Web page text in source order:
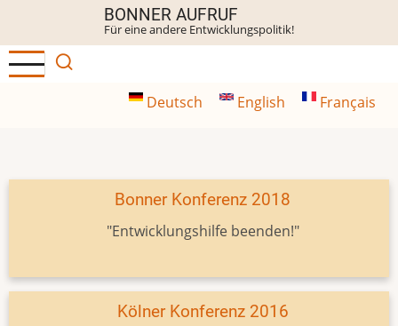
Inhalt
BONNER AUFRUF
Für eine andere Entwicklungspolitik!
Deutsch English Français
Bonner Konferenz 2018
"Entwicklungshilfe beenden!"
Kölner Konferenz 2016